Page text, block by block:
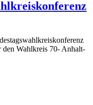
Wahlkreis 70- Anhalt-